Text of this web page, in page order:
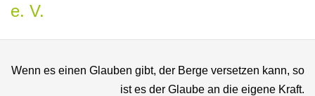
Wenn es einen Glauben gibt, der Berge versetzen kann, so
ist es der Glaube an die eigene Kraft.